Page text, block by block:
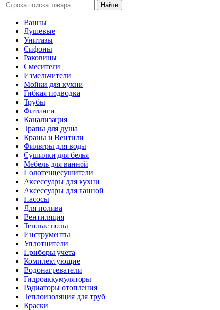
Ванны
Душевые
Унитазы
Сифоны
Раковины
Смесители
Измельчители
Мойки для кухни
Гибкая подводка
Трубы
Фитинги
Канализация
Трапы для душа
Краны и Вентили
Фильтры для воды
Сушилки для белья
Мебель для ванной
Полотенцесушители
Аксессуары для кухни
Аксессуары для ванной
Насосы
Для полива
Вентиляция
Теплые полы
Инструменты
Уплотнители
Приборы учета
Комплектующие
Водонагреватели
Гидроаккумуляторы
Радиаторы отопления
Теплоизоляция для труб
Краски